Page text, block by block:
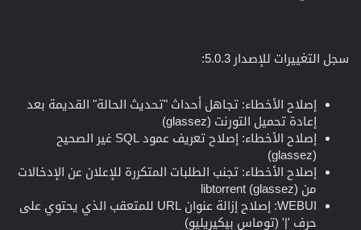
سجل التغييرات للإصدار 5.0.3:
إصلاح الأخطاء: تجاهل أحداث "تحديث الحالة" القديمة بعد
إعادة تحميل التورنت (glassez)
إصلاح الأخطاء: إصلاح تعريف عمود SQL غير الصحيح
(glassez)
إصلاح الأخطاء: تجنب الطلبات المتكررة للإعلان عن الإدخالات
من libtorrent (glassez)
WEBUI: إصلاح إزالة عنوان URL للمتعقب الذي يحتوي على
حرف '|' (توماس بيكيريليو)